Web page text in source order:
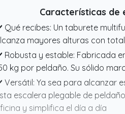
Características de
Qué recibes: Un taburete
mayores alturas con
Robusta y estable: Fabricada
kg por peldaño. Su sólido
Versátil: Ya sea para alcanzar
escalera plegable de
y simplifica el día a día